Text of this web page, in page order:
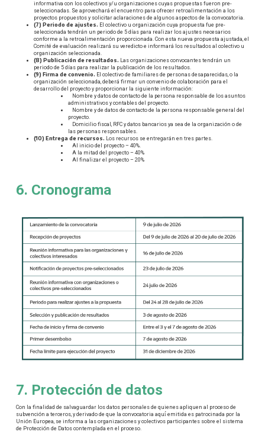
informativa con los colectivos y/u organizaciones cuyas propuestas fueron pre-
seleccionadas. Se aprovechará el encuentro para ofrecer retroalimentación a los
proyectos propuestos y solicitar aclaraciones de algunos aspectos de la convocatoria.
(7) Periodo de ajustes. El colectivo u organización cuya propuesta fue pre-
seleccionada tendrán un periodo de 5 días para realizar los ajustes necesarios
conforme a la retroalimentación proporcionada. Con esta nueva propuesta ajustada, el
Comité de evaluación realizará su veredicto e informará los resultados al colectivo u
organización seleccionada.
(8) Publicación de resultados. Las organizaciones convocantes tendrán un
periodo de 5 días para realizar la publicación de los resultados.
(9) Firma de convenio. El colectivo de familiares de personas desaparecidas, o la
organización seleccionada, deberá firmar un convenio de colaboración para el
desarrollo del proyecto y proporcionar la siguiente información:
Nombre y datos de contacto de la persona responsable de los asuntos
administrativos y contables del proyecto.
Nombre y de datos de contacto de la persona responsable general del
proyecto.
Domicilio fiscal, RFC y datos bancarios ya sea de la organización o de
las personas responsables.
(10) Entrega de recursos. Los recursos se entregarán en tres partes.
Al inicio del proyecto – 40%.
A la mitad del proyecto – 40%
Al finalizar el proyecto – 20%
6. Cronograma
7. Protección de datos
Con la finalidad de salvaguardar los datos personales de quienes apliquen al proceso de
subvención a terceros, y derivado de que la convocatoria aquí́ emitida es patrocinada por la
Unión Europea, se informa a las organizaciones y colectivos participantes sobre el sistema
de Protección de Datos contemplada en el proceso.